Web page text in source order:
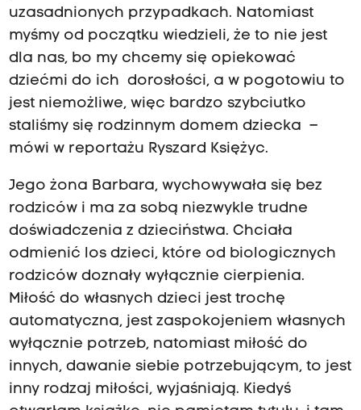
uzasadnionych przypadkach. Natomiast
myśmy od początku wiedzieli, że to nie jest
dla nas, bo my chcemy się opiekować
dziećmi do ich dorosłości, a w pogotowiu to
jest niemożliwe, więc bardzo szybciutko
staliśmy się rodzinnym domem dziecka –
mówi w reportażu Ryszard Księżyc.
Jego żona Barbara, wychowywała się bez
rodziców i ma za sobą niezwykle trudne
doświadczenia z dzieciństwa. Chciała
odmienić los dzieci, które od biologicznych
rodziców doznały wyłącznie cierpienia.
Miłość do własnych dzieci jest trochę
automatyczna, jest zaspokojeniem własnych
wyłącznie potrzeb, natomiast miłość do
innych, dawanie siebie potrzebującym, to jest
inny rodzaj miłości, wyjaśniają. Kiedyś